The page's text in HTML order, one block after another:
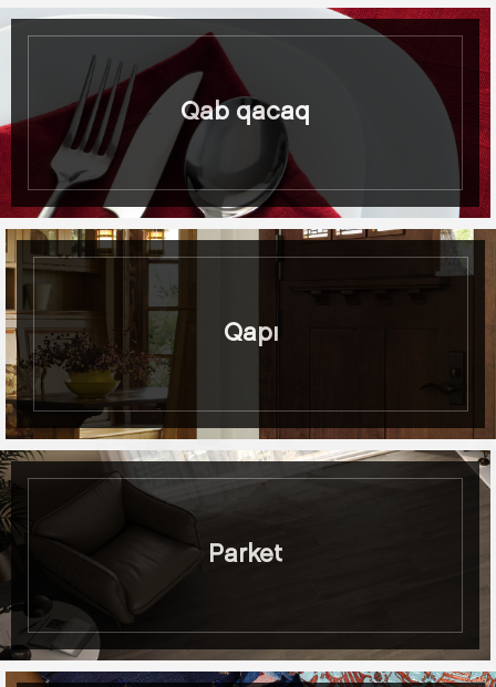
Qab qacaq
Qapı
Parket